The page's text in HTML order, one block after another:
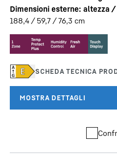
Dimensioni esterne: altezza
188,4 / 59,7 / 76,3 cm